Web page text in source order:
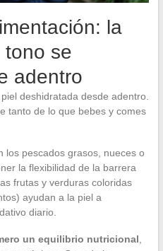
la
tono se
adentro
deshidratada desde adentro.
tanto de lo que bebes y comes
los pescados grasos, nueces o
la flexibilidad de la barrera
frutas y verduras coloridas
ayudan a la piel a
diario.
un equilibrio nutricional,